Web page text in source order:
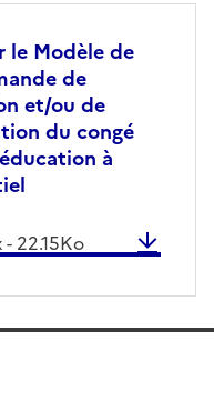
le Modèle de
de
et/ou de
du congé
à
- 22.15Ko